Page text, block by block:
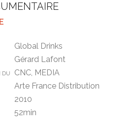
Global Drinks
Gérard Lafont
DU CNC, MEDIA
Arte France Distribution
2010
52min